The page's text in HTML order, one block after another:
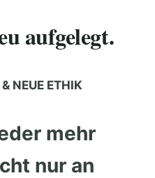
aufgelegt.
NEUE ETHIK
mehr
nur an